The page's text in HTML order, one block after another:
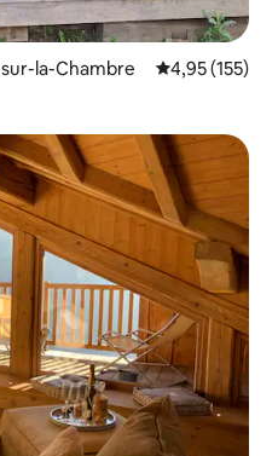
la-Chambre Priemerné
4,95 (155)